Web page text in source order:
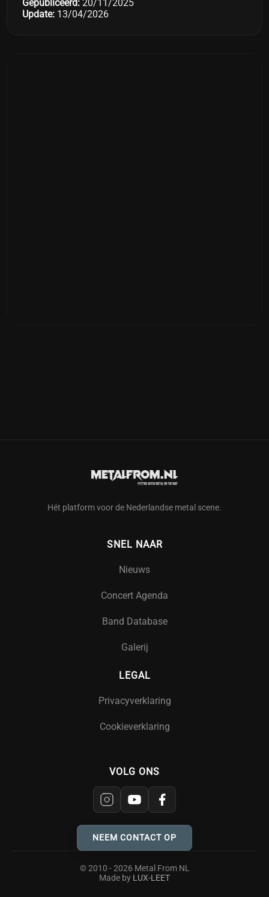
Gepubliceerd: 20/11/2025
Update: 13/04/2026
Hét platform voor de Nederlandse metal scene.
SNEL NAAR
Nieuws
Concert Agenda
Band Database
Galerij
LEGAL
Privacyverklaring
Cookieverklaring
VOLG ONS
NEEM CONTACT OP
© 2010 - 2026 Metal From NL
Made by LUX-LEET